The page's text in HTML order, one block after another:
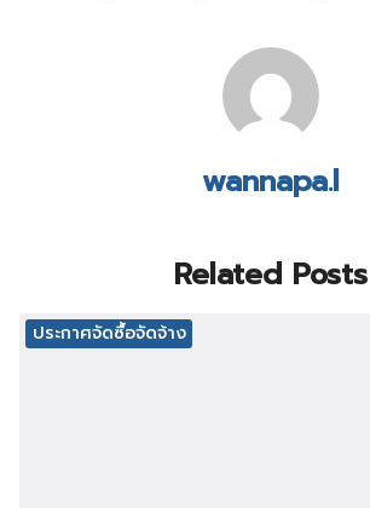
wannapa.l
Related Posts
ประกาศจัดซื้อจัดจ้าง